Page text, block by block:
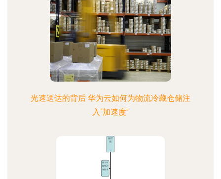
光速送达的背后 华为云如何为物流冷藏仓储注
入“加速度”